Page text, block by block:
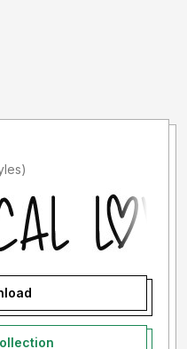
akan anda perlukan,
ya :)
(4 Styles)